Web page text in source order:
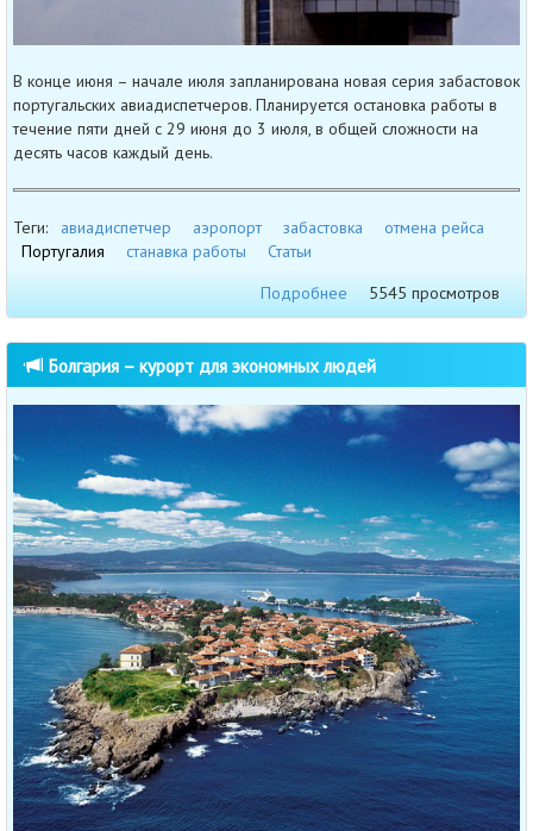
В конце июня – начале июля запланирована новая серия забастовок
португальских авиадиспетчеров. Планируется остановка работы в
течение пяти дней с 29 июня до 3 июля, в общей сложности на
десять часов каждый день.
Теги: авиадиспетчер аэропорт забастовка
отмена рейса
Португалия
станавка работы
Статьи
Подробнее
5545 просмотров
Болгария – курорт для экономных людей